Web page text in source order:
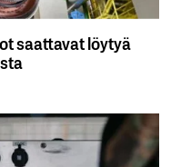
saattavat löytyä